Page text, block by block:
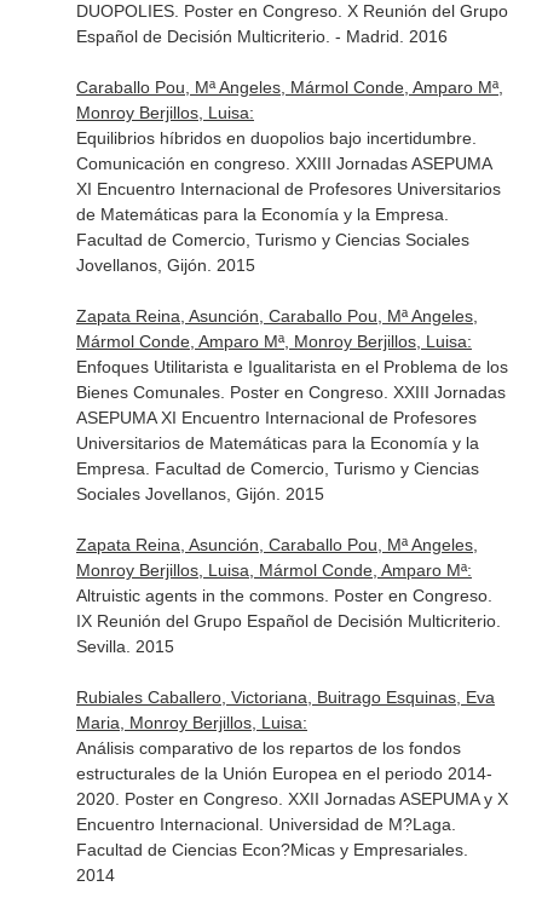
DUOPOLIES. Poster en Congreso. X Reunión del Grupo
Español de Decisión Multicriterio. - Madrid. 2016
Caraballo Pou, Mª Angeles, Mármol Conde, Amparo Mª,
Monroy Berjillos, Luisa:
Equilibrios híbridos en duopolios bajo incertidumbre.
Comunicación en congreso. XXIII Jornadas ASEPUMA
XI Encuentro Internacional de Profesores Universitarios
de Matemáticas para la Economía y la Empresa.
Facultad de Comercio, Turismo y Ciencias Sociales
Jovellanos, Gijón. 2015
Zapata Reina, Asunción, Caraballo Pou, Mª Angeles,
Mármol Conde, Amparo Mª, Monroy Berjillos, Luisa:
Enfoques Utilitarista e Igualitarista en el Problema de los
Bienes Comunales. Poster en Congreso. XXIII Jornadas
ASEPUMA XI Encuentro Internacional de Profesores
Universitarios de Matemáticas para la Economía y la
Empresa. Facultad de Comercio, Turismo y Ciencias
Sociales Jovellanos, Gijón. 2015
Zapata Reina, Asunción, Caraballo Pou, Mª Angeles,
Monroy Berjillos, Luisa, Mármol Conde, Amparo Mª:
Altruistic agents in the commons. Poster en Congreso.
IX Reunión del Grupo Español de Decisión Multicriterio.
Sevilla. 2015
Rubiales Caballero, Victoriana, Buitrago Esquinas, Eva
Maria, Monroy Berjillos, Luisa:
Análisis comparativo de los repartos de los fondos
estructurales de la Unión Europea en el periodo 2014-
2020. Poster en Congreso. XXII Jornadas ASEPUMA y X
Encuentro Internacional. Universidad de M?Laga.
Facultad de Ciencias Econ?Micas y Empresariales.
2014